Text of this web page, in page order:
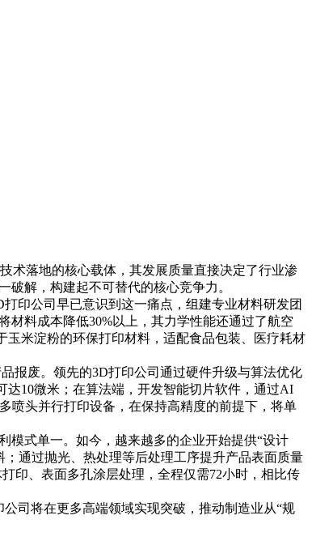
术落地的核心载体，其发展质量直接决定了行业渗
解，构建起不可替代的核心竞争力。
印公司早已意识到这一痛点，组建专业材料研发团
材料成本降低30%以上，其力学性能还通过了航空
米淀粉的环保打印材料，适配食品包装、医疗耗材
报废。领先的3D打印公司通过硬件升级与算法优化
10微米；在算法端，开发智能切片软件，通过AI
喷头并行打印设备，在保持高精度的前提下，将单
模式单一。如今，越来越多的企业开始提供“设计
通过抛光、热处理等后处理工序提升产品表面质量
印、表面多孔涂层处理，全程仅需72小时，相比传
司将在更多高端领域实现突破，推动制造业从“规